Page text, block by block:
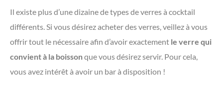
Il existe plus d’une dizaine de types de verres à cocktail
différents. Si vous désirez acheter des verres, veillez à vous
offrir tout le nécessaire afin d’avoir exactement le verre qui
convient à la boissonque vous désirez servir. Pour cela,
vous avez intérêt à avoir un bar à disposition !